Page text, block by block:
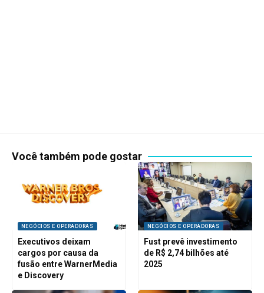
Você também pode gostar
NEGÓCIOS E OPERADORAS
Executivos deixam
cargos por causa da
fusão entre WarnerMedia
e Discovery
NEGÓCIOS E OPERADORAS
Fust prevê investimento
de R$ 2,74 bilhões até
2025